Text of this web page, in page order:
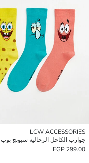
LCW ACCESSORIES
299.00 EGP